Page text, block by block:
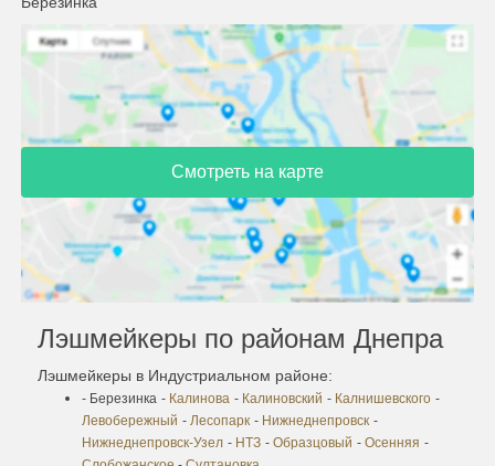
Смотреть на карте
Лэшмейкеры по районам Днепра
Лэшмейкеры в Индустриальном районе:
- Березинка - Калинова - Калиновский - Калнишевского -
Левобережный - Лесопарк - Нижнеднепровск -
Нижнеднепровск-Узел - НТЗ - Образцовый - Осенняя -